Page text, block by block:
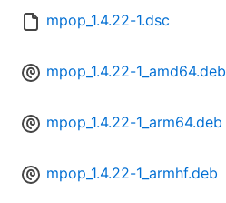
mpop_1.4.22-1.dsc
mpop_1.4.22-1_amd64.deb
mpop_1.4.22-1_arm64.deb
mpop_1.4.22-1_armhf.deb